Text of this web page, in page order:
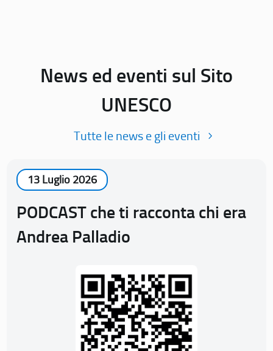
News ed eventi sul Sito
UNESCO
Tutte le news e gli eventi
13 Luglio 2026
PODCAST che ti racconta chi era
Andrea Palladio